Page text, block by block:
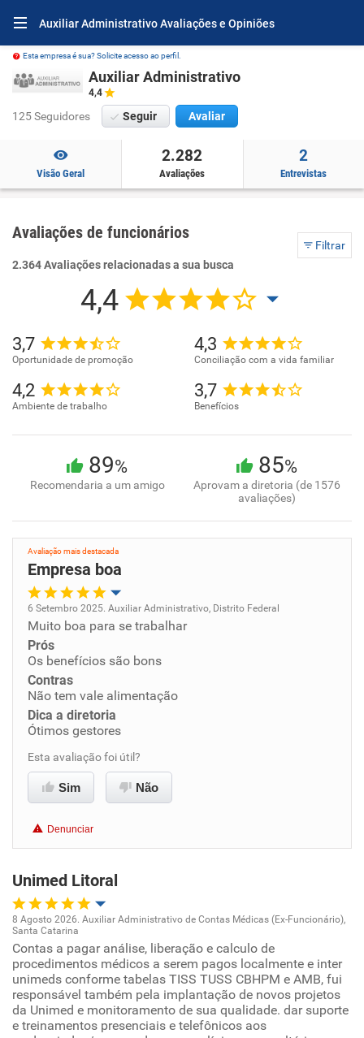
Auxiliar Administrativo Avaliações e Opiniões
Esta empresa é sua? Solicite acesso ao perfil.
Auxiliar Administrativo
4,4
125 Seguidores Seguir Avaliar
Visão Geral
2.282
Avaliações
2
Entrevistas
Avaliações de funcionários
Filtrar
2.364 Avaliações relacionadas a sua busca
4,4
3,7
Oportunidade de promoção
4,3
Conciliação com a vida familiar
4,2
Ambiente de trabalho
3,7
Benefícios
89%
Recomendaria a um amigo
85%
Aprovam a diretoria (de 1576
avaliações)
Avaliação mais destacada
Empresa boa
Oportunidade de promoção
Ambiente de trabalho
Conciliação com a vida familiar
Recomenda esta empresa
6 Setembro 2025. Auxiliar Administrativo, Distrito Federal
Muito boa para se trabalhar
Prós
Os benefícios são bons
Contras
Não tem vale alimentação
Dica a diretoria
Ótimos gestores
Esta avaliação foi útil?
Sim Não
Denunciar
Unimed Litoral
Oportunidade de promoção
Ambiente de trabalho
Conciliação com a vida familiar
8 Agosto 2026. Auxiliar Administrativo de Contas Médicas (Ex-Funcionário),
Santa Catarina
Contas a pagar análise, liberação e calculo de
procedimentos médicos a serem pagos localmente e inter
unimeds conforme tabelas TISS TUSS CBHPM e AMB, fui
responsável também pela implantação de novos projetos
da Unimed e monitoramento de sua qualidade. dar suporte
e treinamentos presenciais e telefônicos aos